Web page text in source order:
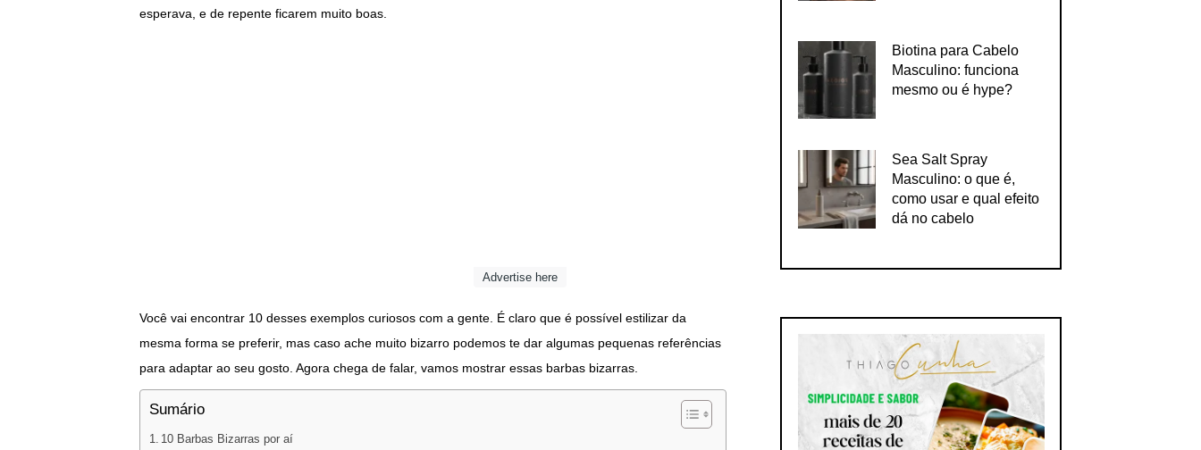
esperava, e de repente ficarem muito boas.
Advertise here
Você vai encontrar 10 desses exemplos curiosos com a gente. É claro que é possível estilizar da
mesma forma se preferir, mas caso ache muito bizarro podemos te dar algumas pequenas referências
para adaptar ao seu gosto. Agora chega de falar, vamos mostrar essas barbas bizarras.
Sumário
10 Barbas Bizarras por aí
Biotina para Cabelo
Masculino: funciona
mesmo ou é hype?
Sea Salt Spray
Masculino: o que é,
como usar e qual efeito
dá no cabelo